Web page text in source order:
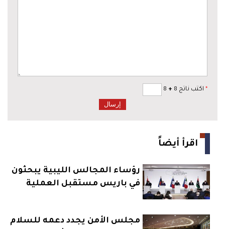
* اكتب ناتج 8 +
اقرأ أيضاً
رؤساء المجالس الليبية يبحثون
في باريس مستقبل العملية
مجلس الأمن يجدد دعمه للسلام